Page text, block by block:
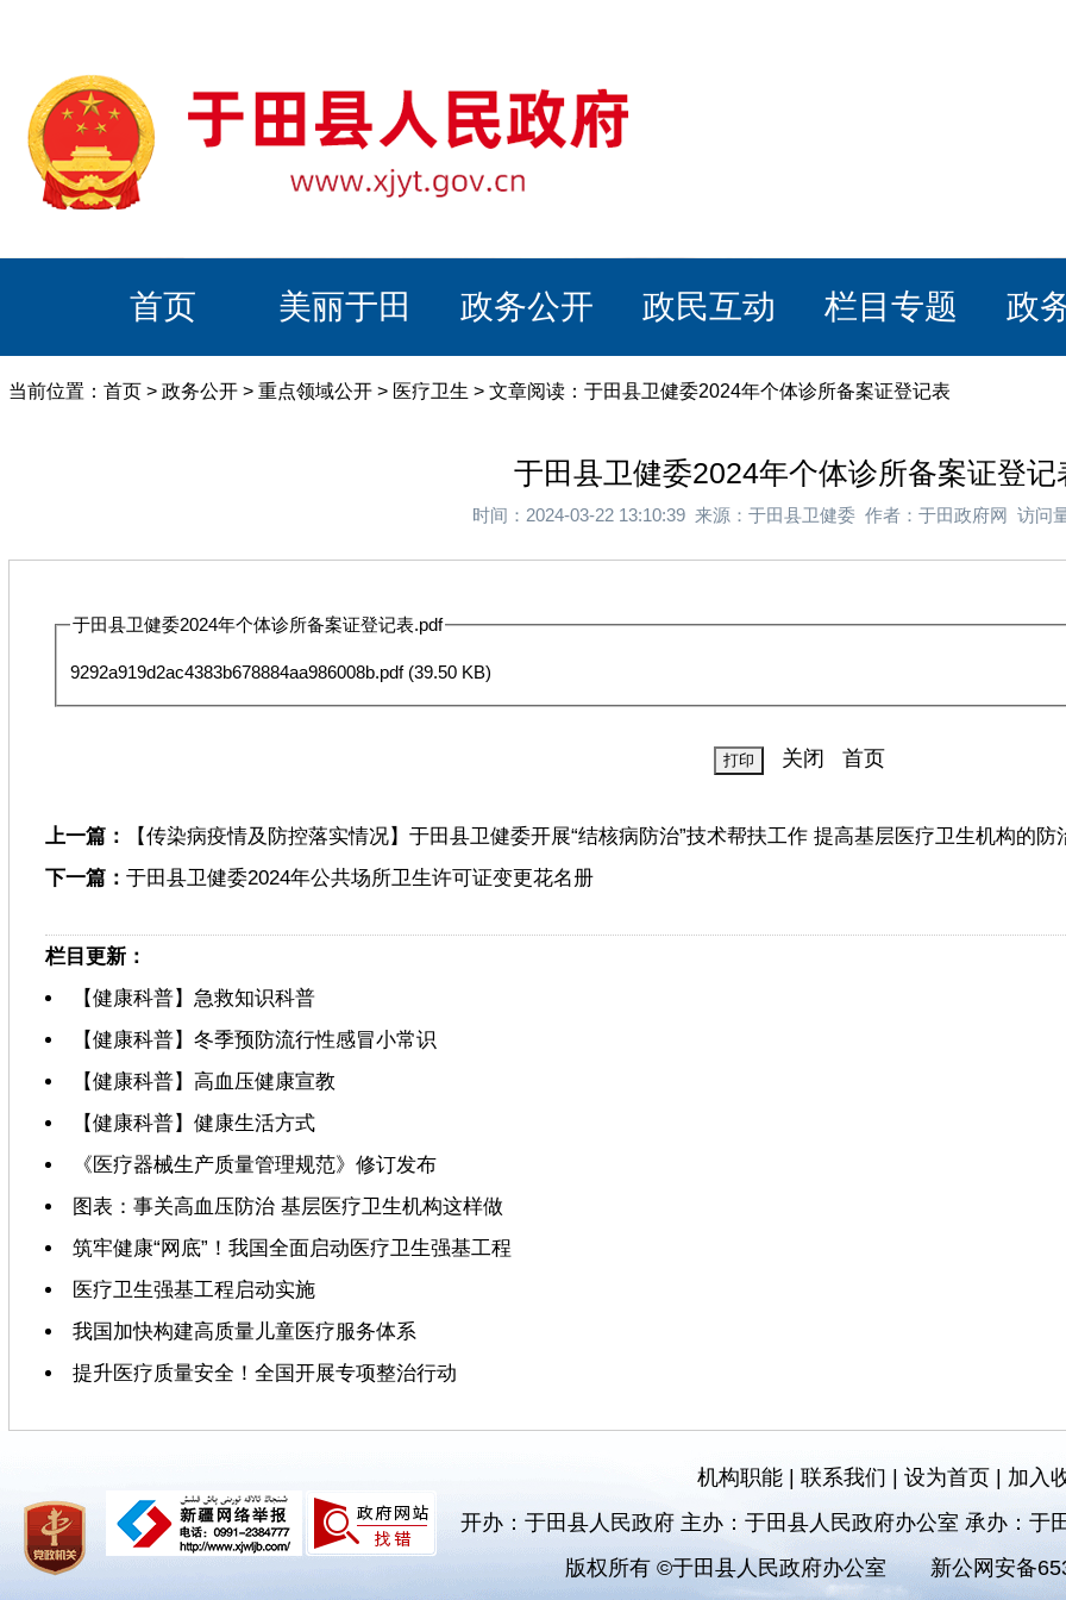
首页 美丽于田 政务公开 政民互动 栏目专题 政
当前位置： 首页 > 政务公开 > 重点领域公开 > 医疗卫生 > 文章阅读：于田县卫健委2024年个体诊所备案证登记表
于田县卫健委2024年个体诊所备案证登记
时间：2024-03-22 13:10:39 来源：于田县卫健委 作者：于田政府网 访问
于田县卫健委2024年个体诊所备案证登记表.pdf
9292a919d2ac4383b678884aa986008b.pdf(39.50 KB)
关闭 首页
上一篇：
【传染病疫情及防控落实情况】于田县卫健委开展“结核病防治”技术帮扶工作 提高基层医疗卫生机构的
下一篇： 于田县卫健委2024年公共场所卫生许可证变更花名册
栏目更新：
【健康科普】急救知识科普
【健康科普】冬季预防流行性感冒小常识
【健康科普】高血压健康宣教
【健康科普】健康生活方式
《医疗器械生产质量管理规范》修订发布
图表：事关高血压防治 基层医疗卫生机构这样做
筑牢健康“网底”！我国全面启动医疗卫生强基工程
医疗卫生强基工程启动实施
我国加快构建高质量儿童医疗服务体系
提升医疗质量安全！全国开展专项整治行动
机构职能| 联系我们 | 设为首页| 加入
开办：于田县人民政府 主办：于田县人民政府办公室 承办：于
版权所有 ©于田县人民政府办公室
新公网安备